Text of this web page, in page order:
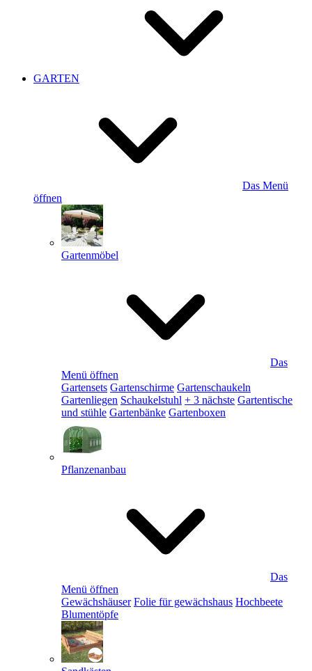
GARTEN
Das Menü
öffnen
Gartenmöbel
Das
Menü öffnen
Gartensets Gartenschirme Gartenschaukeln
Gartenliegen Schaukelstuhl + 3 nächste Gartentische
und stühle Gartenbänke Gartenboxen
Pflanzenanbau
Das
Menü öffnen
Gewächshäuser Folie für gewächshaus Hochbeete
Blumentöpfe